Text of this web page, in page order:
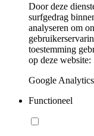
Door deze
surfgedrag
analyseren om
toestemming
op deze website:
Google
Functioneel